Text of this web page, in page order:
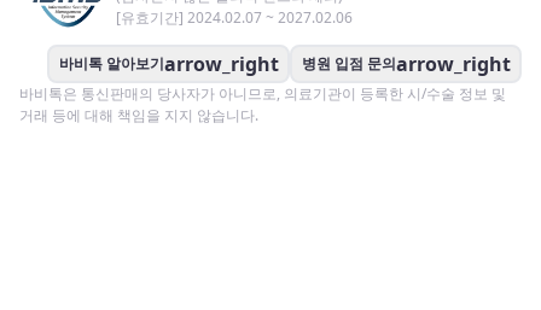
[유효기간] 2024.02.07 ~ 2027.02.06
바비톡 알아보기arrow_right 병원 입점 문의arrow_right
바비톡은 통신판매의 당사자가 아니므로, 의료기관이 등록한 시/수술 정보 및
거래 등에 대해 책임을 지지 않습니다.